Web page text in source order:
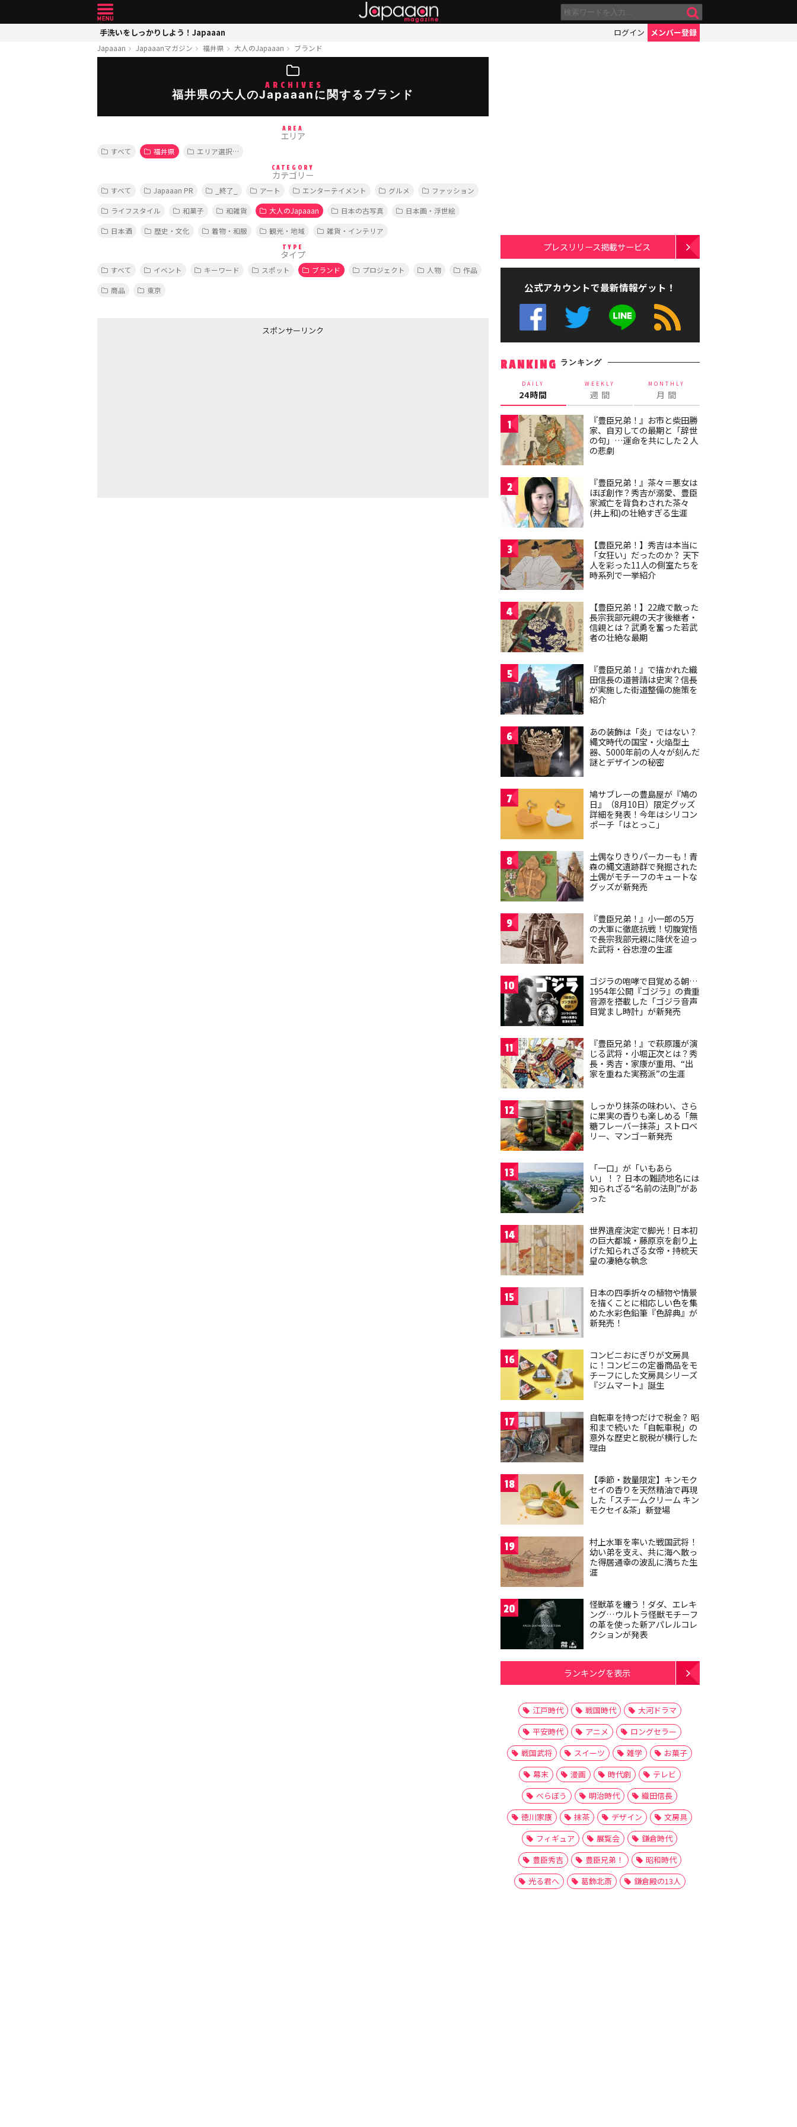
手洗いをしっかりしよう！Japaaan ログイン メンバー登録
Japaaan Japaaanマガジン 福井県 大人のJapaaan ブランド
ARCHIVES
福井県の大人のJapaaanに関するブランド
AREA
エリア
すべて 福井県 エリア選択…
CATEGORY
カテゴリー
すべて Japaaan PR _終了_ アート エンターテイメント グルメ
ファッション
ライフスタイル
和菓子 和雑貨 大人のJapaaan 日本の古写真
日本画・浮世絵
日本酒
歴史・文化 着物・和服 観光・地域 雑貨・インテリア
TYPE
タイプ
すべて イベント キーワード スポット ブランド プロジェクト 人物
作品
商品
東京
スポンサーリンク
プレスリリース掲載サービス
公式アカウントで最新情報ゲット！
RANKING ランキング
DAILY
24時間
WEEKLY
週 間
MONTHLY
月 間
1
『豊臣兄弟！』お市と柴田勝
家、自刃しての最期と「辞世
の句」…運命を共にした２人
の悲劇
2
『豊臣兄弟！』茶々＝悪女は
ほぼ創作？秀吉が溺愛、豊臣
家滅亡を背負わされた茶々
(井上和)の壮絶すぎる生涯
3
【豊臣兄弟！】秀吉は本当に
「女狂い」だったのか？ 天下
人を彩った11人の側室たちを
時系列で一挙紹介
4
【豊臣兄弟！】22歳で散った
長宗我部元親の天才後継者・
信親とは？武勇を奮った若武
者の壮絶な最期
5
『豊臣兄弟！』で描かれた織
田信長の道普請は史実？信長
が実施した街道整備の施策を
紹介
6
あの装飾は「炎」ではない？
縄文時代の国宝・火焔型土
器、5000年前の人々が刻んだ
謎とデザインの秘密
7
鳩サブレーの豊島屋が『鳩の
日』（8月10日）限定グッズ
詳細を発表！今年はシリコン
ポーチ「はとっこ」
8
土偶なりきりパーカーも！青
森の縄文遺跡群で発掘された
土偶がモチーフのキュートな
グッズが新発売
9
『豊臣兄弟！』小一郎の5万
の大軍に徹底抗戦！切腹覚悟
で長宗我部元親に降伏を迫っ
た武将・谷忠澄の生涯
10
ゴジラの咆哮で目覚める朝…
1954年公開『ゴジラ』の貴重
音源を搭載した「ゴジラ音声
目覚まし時計」が新発売
11
『豊臣兄弟！』で萩原護が演
じる武将・小堀正次とは？秀
長・秀吉・家康が重用、“出
家を重ねた実務派”の生涯
12
しっかり抹茶の味わい、さら
に果実の香りも楽しめる「無
糖フレーバー抹茶」ストロベ
リー、マンゴー新発売
13
「一口」が「いもあら
い」！？ 日本の難読地名には
知られざる“名前の法則”があ
った
14
世界遺産決定で脚光！日本初
の巨大都城・藤原京を創り上
げた知られざる女帝・持統天
皇の凄絶な執念
15
日本の四季折々の植物や情景
を描くことに相応しい色を集
めた水彩色鉛筆『色辞典』が
新発売！
16
コンビニおにぎりが文房具
に！コンビニの定番商品をモ
チーフにした文房具シリーズ
『ジムマート』誕生
17
自転車を持つだけで税金？ 昭
和まで続いた「自転車税」の
意外な歴史と脱税が横行した
理由
18
【季節・数量限定】キンモク
セイの香りを天然精油で再現
した「スチームクリーム キン
モクセイ&茶」新登場
19
村上水軍を率いた戦国武将！
幼い弟を支え、共に海へ散っ
た得居通幸の波乱に満ちた生
涯
20
怪獣革を纏う！ダダ、エレキ
ング…ウルトラ怪獣モチーフ
の革を使った新アパレルコレ
クションが発表
ランキングを表示
江戸時代 戦国時代
大河ドラマ
平安時代
アニメ
ロングセラー
戦国武将
スイーツ 雑学
お菓子
幕末
漫画 時代劇
テレビ
べらぼう
明治時代
織田信長
徳川家康
抹茶 デザイン
文房具
フィギュア
展覧会
鎌倉時代
豊臣秀吉
豊臣兄弟！
昭和時代
光る君へ
葛飾北斎 鎌倉殿の13人